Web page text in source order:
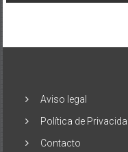
Aviso legal
Política de
Contacto